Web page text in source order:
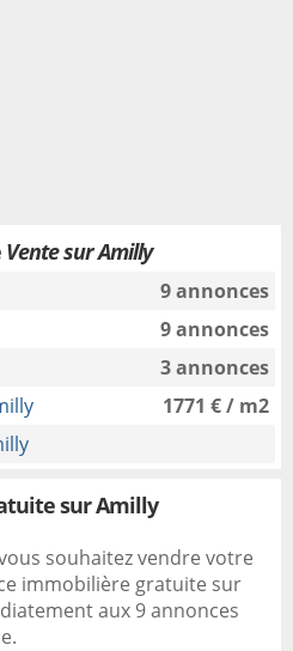
Vente sur Amilly
9 annonces
9 annonces
3 annonces
1771 € / m2
sur Amilly
souhaitez vendre votre
immobilière gratuite sur
aux 9 annonces